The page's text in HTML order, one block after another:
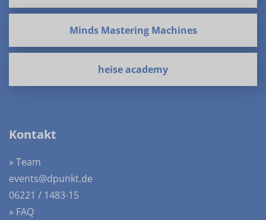
Minds Mastering Machines
heise academy
Kontakt
» Team
events@dpunkt.de
06221 / 1483-15
» FAQ